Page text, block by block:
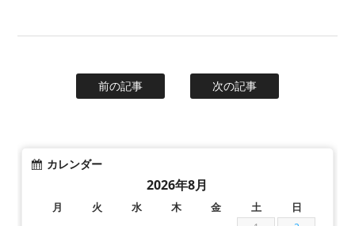
前の記事 次の記事
カレンダー
2026年8月
月 火 水 木 金 土 日